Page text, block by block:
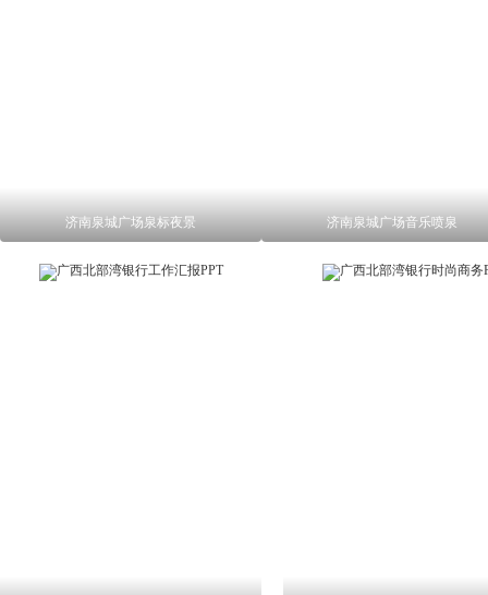
济南泉城广场泉标夜景 济南泉城广场音乐喷泉